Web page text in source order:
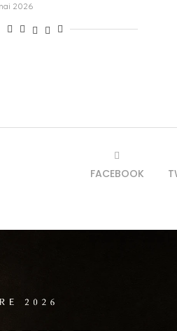
2026
FACEBOOK